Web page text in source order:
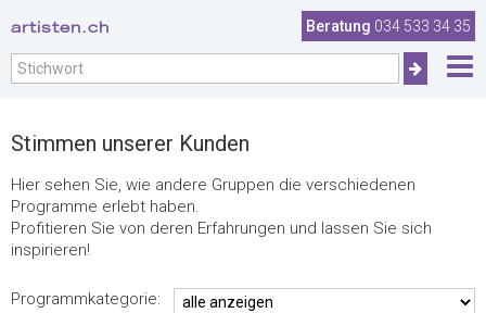
artisten.ch
Beratung 034 533 34 35
Stimmen unserer Kunden
Hier sehen Sie, wie andere Gruppen die verschiedenen
Programme erlebt haben.
Profitieren Sie von deren Erfahrungen und lassen Sie sich
inspirieren!
Programmkategorie: